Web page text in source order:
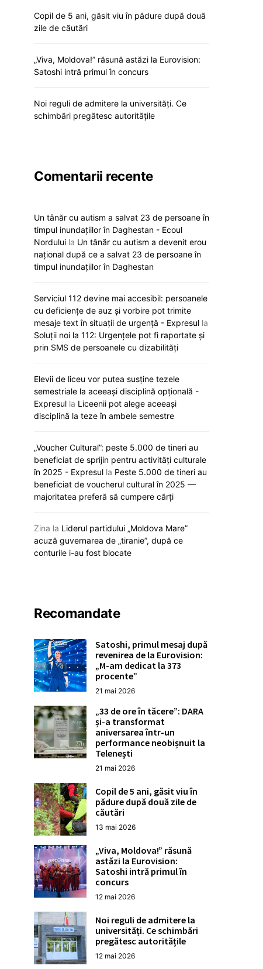
„Viva, Moldova!” răsună astăzi la
Eurovision: Satoshi intră primul în
concurs
12 mai 2026
Noi reguli de
universități. Ce
Copil de 5 ani, găsit viu în pădure după două
zile de căutări
„Viva, Moldova!” răsună astăzi la Eurovision:
Satoshi intră primul în concurs
Noi reguli de admitere la universități. Ce
schimbări pregătesc autoritățile
Comentarii recente
Un tânăr cu autism a salvat 23 de persoane în
timpul inundațiilor în Daghestan - Ecoul
Nordului la Un tânăr cu autism a devenit erou
național după ce a salvat 23 de persoane în
timpul inundațiilor în Daghestan
Serviciul 112 devine mai accesibil: persoanele
cu deficiențe de auz și vorbire pot trimite
mesaje text în situații de urgență - Expresul la
Soluții noi la 112: Urgențele pot fi raportate și
prin SMS de persoanele cu dizabilități
Elevii de liceu vor putea susține tezele
semestriale la aceeași disciplină opțională -
Expresul la Liceenii pot alege aceeași
disciplină la teze în ambele semestre
„Voucher Cultural”: peste 5.000 de tineri au
beneficiat de sprijin pentru activități culturale
în 2025 - Expresul la Peste 5.000 de tineri au
beneficiat de voucherul cultural în 2025 —
majoritatea preferă să cumpere cărți
Zina la Liderul partidului „Moldova Mare”
acuză guvernarea de „tiranie”, după ce
conturile i-au fost blocate
Recomandate
Satoshi, primul mesaj după
revenirea de la Eurovision:
„M-am dedicat la 373
procente”
21 mai 2026
„33 de ore în tăcere”: DARA
și-a transformat
aniversarea într-un
performance neobișnuit la
Telenești
21 mai 2026
Copil de 5 ani, găsit viu în
pădure după două zile de
căutări
13 mai 2026
„Viva, Moldova!” răsună
astăzi la Eurovision:
Satoshi intră primul în
concurs
12 mai 2026
Noi reguli de admitere la
universități. Ce schimbări
pregătesc autoritățile
12 mai 2026